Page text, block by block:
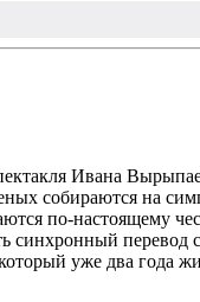
Ивана
собираются на
по-
синхронный
уже два года